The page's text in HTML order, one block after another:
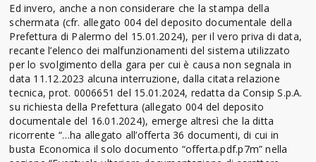
Ed invero, anche a non considerare che la stampa della
schermata (cfr. allegato 004 del deposito documentale della
Prefettura di Palermo del 15.01.2024), per il vero priva di data,
recante l’elenco dei malfunzionamenti del sistema utilizzato
per lo svolgimento della gara per cui è causa non segnala in
data 11.12.2023 alcuna interruzione, dalla citata relazione
tecnica, prot. 0006651 del 15.01.2024, redatta da Consip S.p.A.
su richiesta della Prefettura (allegato 004 del deposito
documentale del 16.01.2024), emerge altresì che la ditta
ricorrente “…ha allegato all’offerta 36 documenti, di cui in
busta Economica il solo documento “offerta.pdf.p7m” nella